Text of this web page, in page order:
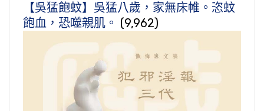
【吳猛飽蚊】吳猛八歲，家無床帷。恣蚊
飽血，恐噬親肌。 (9,962)